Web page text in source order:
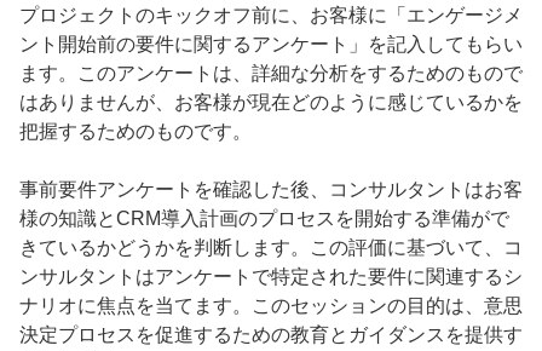
プロジェクトのキックオフ前に、お客様に「エンゲージメ
ント開始前の要件に関するアンケート」を記入してもらい
ます。このアンケートは、詳細な分析をするためのもので
はありませんが、お客様が現在どのように感じているかを
把握するためのものです。
事前要件アンケートを確認した後、コンサルタントはお客
様の知識とCRM導入計画のプロセスを開始する準備がで
きているかどうかを判断します。この評価に基づいて、コ
ンサルタントはアンケートで特定された要件に関連するシ
ナリオに焦点を当てます。このセッションの目的は、意思
決定プロセスを促進するための教育とガイダンスを提供す